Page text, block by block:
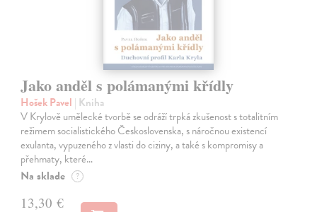
Jako anděl s polámanými křídly
Hošek Pavel | Kniha
V Krylově umělecké tvorbě se odráží trpká zkušenost s totalitním
režimem socialistického Československa, s náročnou existencí
exulanta, vypuzeného z vlasti do ciziny, a také s kompromisy a
přehmaty, které…
Na sklade ?
13,30 €